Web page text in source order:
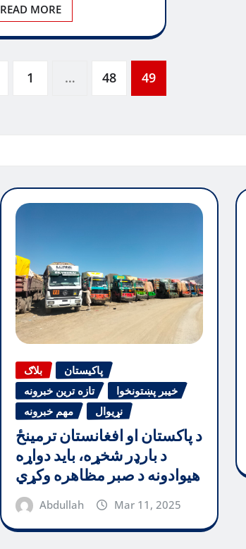
READ MORE
1 … 48 49
بلاګ
پاکیستان
تازه ترین خبرونه
خیبر پښتونخوا
مهم خبرونه
نړیوال
د پاکستان او افغانستان ترمینځ
د بارډر شخړه، باید دواړه
هیوادونه د صبر مظاهره وکړي
Abdullah Mar 11, 2025